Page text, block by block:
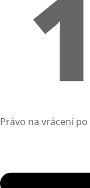
Právo na vrácení